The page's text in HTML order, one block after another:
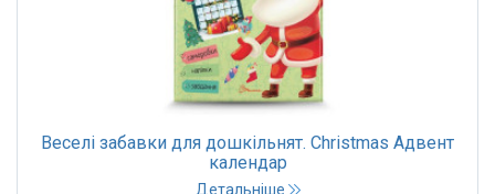
Веселі забавки для дошкільнят. Christmas Адвент
календар
Детальніше